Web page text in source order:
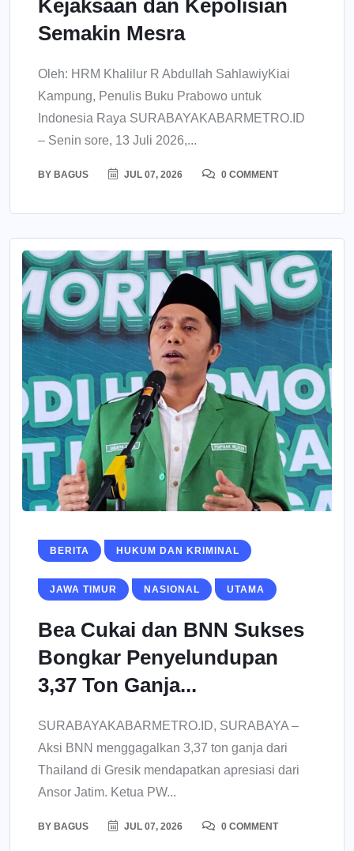
Kejaksaan dan Kepolisian
Semakin Mesra
Oleh: HRM Khalilur R Abdullah SahlawiyKiai
Kampung, Penulis Buku Prabowo untuk
Indonesia Raya SURABAYAKABARMETRO.ID
– Senin sore, 13 Juli 2026,...
BY BAGUS JUL 07, 2026 0 COMMENT
BERITA HUKUM DAN KRIMINAL
JAWA TIMUR NASIONAL UTAMA
Bea Cukai dan BNN Sukses
Bongkar Penyelundupan
3,37 Ton Ganja...
SURABAYAKABARMETRO.ID, SURABAYA –
Aksi BNN menggagalkan 3,37 ton ganja dari
Thailand di Gresik mendapatkan apresiasi dari
Ansor Jatim. Ketua PW...
BY BAGUS JUL 07, 2026 0 COMMENT